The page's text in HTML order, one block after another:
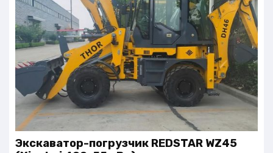
Экскаватор-погрузчик REDSTAR WZ45